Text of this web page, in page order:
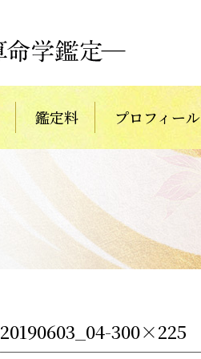
鑑定料 プロフィール
20190603_04-300×225